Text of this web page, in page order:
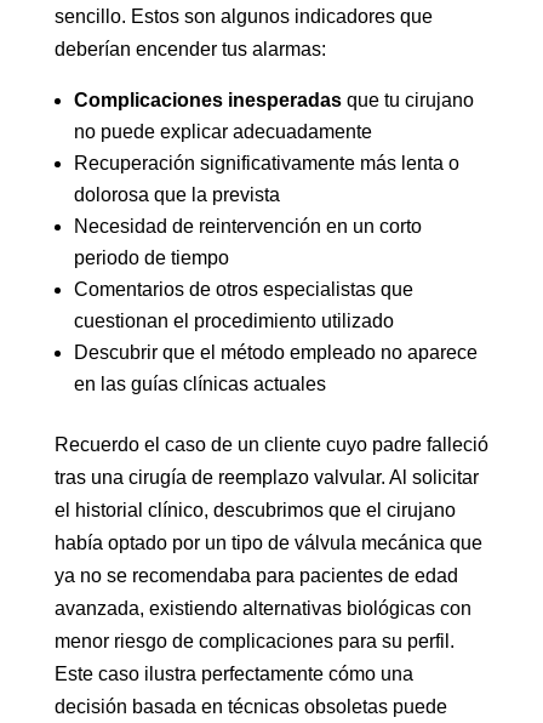
sencillo. Estos son algunos indicadores que
deberían encender tus alarmas:
Complicaciones inesperadasque tu cirujano
no puede explicar adecuadamente
Recuperación significativamente más lenta o
dolorosa que la prevista
Necesidad de reintervención en un corto
periodo de tiempo
Comentarios de otros especialistas que
cuestionan el procedimiento utilizado
Descubrir que el método empleado no aparece
en las guías clínicas actuales
Recuerdo el caso de un cliente cuyo padre falleció
tras una cirugía de reemplazo valvular. Al solicitar
el historial clínico, descubrimos que el cirujano
había optado por un tipo de válvula mecánica que
ya no se recomendaba para pacientes de edad
avanzada, existiendo alternativas biológicas con
menor riesgo de complicaciones para su perfil.
Este caso ilustra perfectamente cómo una
decisión basada en técnicas obsoletas puede